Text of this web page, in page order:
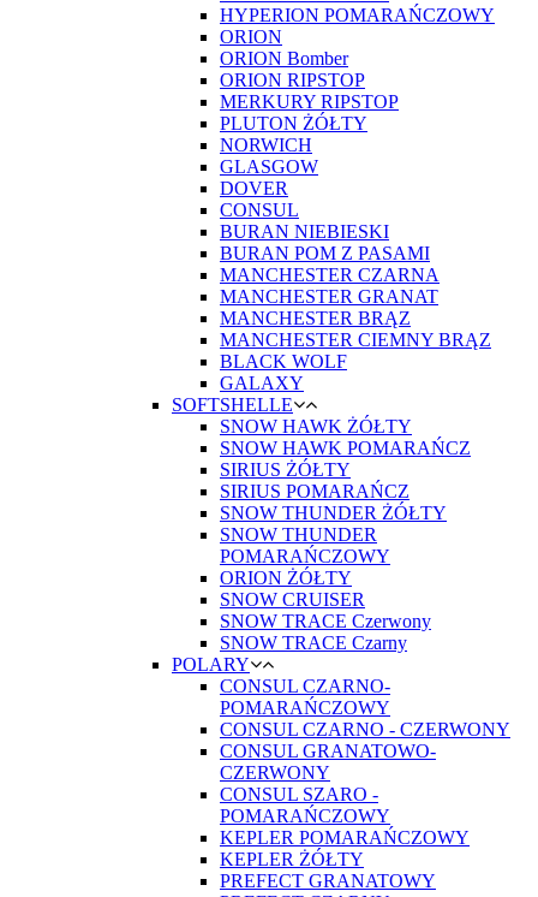
HYPERION POMARAŃCZOWY
ORION
ORION Bomber
ORION RIPSTOP
MERKURY RIPSTOP
PLUTON ŻÓŁTY
NORWICH
GLASGOW
DOVER
CONSUL
BURAN NIEBIESKI
BURAN POM Z PASAMI
MANCHESTER CZARNA
MANCHESTER GRANAT
MANCHESTER BRĄZ
MANCHESTER CIEMNY BRĄZ
BLACK WOLF
GALAXY
SOFTSHELLE
SNOW HAWK ŻÓŁTY
SNOW HAWK POMARAŃCZ
SIRIUS ŻÓŁTY
SIRIUS POMARAŃCZ
SNOW THUNDER ŻÓŁTY
SNOW THUNDER
POMARAŃCZOWY
ORION ŻÓŁTY
SNOW CRUISER
SNOW TRACE Czerwony
SNOW TRACE Czarny
POLARY
CONSUL CZARNO-
POMARAŃCZOWY
CONSUL CZARNO - CZERWONY
CONSUL GRANATOWO-
CZERWONY
CONSUL SZARO -
POMARAŃCZOWY
KEPLER POMARAŃCZOWY
KEPLER ŻÓŁTY
PREFECT GRANATOWY